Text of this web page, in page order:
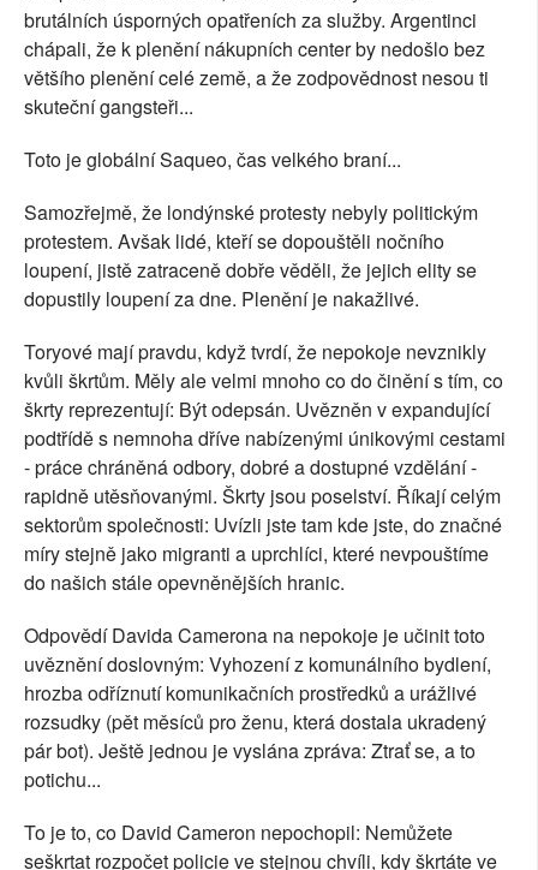
brutálních úsporných opatřeních za služby. Argentinci
chápali, že k plenění nákupních center by nedošlo bez
většího plenění celé země, a že zodpovědnost nesou ti
skuteční gangsteři...
Toto je globální Saqueo, čas velkého braní...
Samozřejmě, že londýnské protesty nebyly politickým
protestem. Avšak lidé, kteří se dopouštěli nočního
loupení, jistě zatraceně dobře věděli, že jejich elity se
dopustily loupení za dne. Plenění je nakažlivé.
Toryové mají pravdu, když tvrdí, že nepokoje nevznikly
kvůli škrtům. Měly ale velmi mnoho co do činění s tím, co
škrty reprezentují: Být odepsán. Uvězněn v expandující
podtřídě s nemnoha dříve nabízenými únikovými cestami
- práce chráněná odbory, dobré a dostupné vzdělání -
rapidně utěsňovanými. Škrty jsou poselství. Říkají celým
sektorům společnosti: Uvízli jste tam kde jste, do značné
míry stejně jako migranti a uprchlíci, které nevpouštíme
do našich stále opevněnějších hranic.
Odpovědí Davida Camerona na nepokoje je učinit toto
uvěznění doslovným: Vyhození z komunálního bydlení,
hrozba odříznutí komunikačních prostředků a urážlivé
rozsudky (pět měsíců pro ženu, která dostala ukradený
pár bot). Ještě jednou je vyslána zpráva: Ztrať se, a to
potichu...
To je to, co David Cameron nepochopil: Nemůžete
seškrtat rozpočet policie ve stejnou chvíli, kdy škrtáte ve